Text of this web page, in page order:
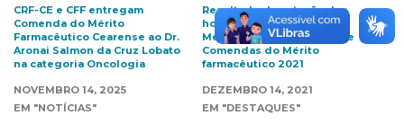
CRF-CE e CFF entregam
Comenda do Mérito
Farmacêutico Cearense ao Dr.
Aronai Salmon da Cruz Lobato
na categoria Oncologia
NOVEMBRO 14, 2025
EM "NOTÍCIAS"
Resultado da votação dos
homenageados com a
Medalha Oswaldo Rabelo e
Comendas do Mérito
farmacêutico 2021
DEZEMBRO 14, 2021
EM "DESTAQUES"